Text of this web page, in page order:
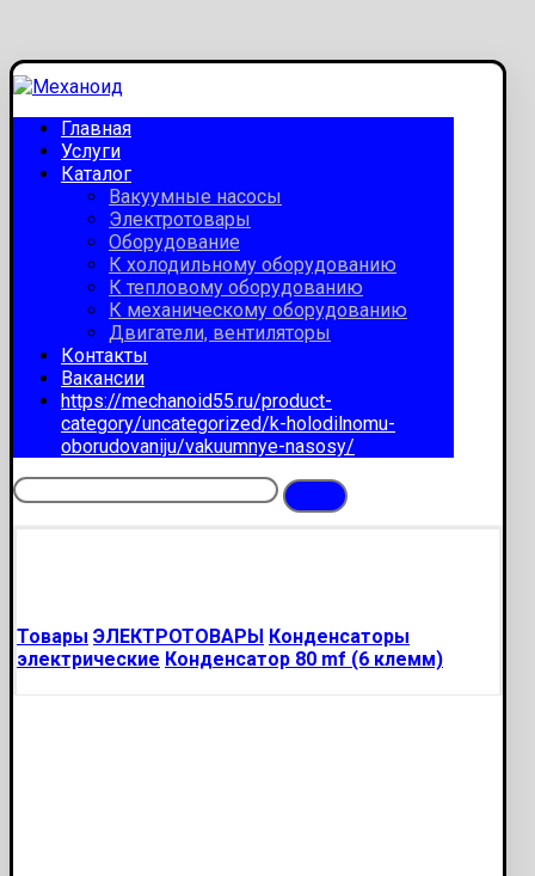
Главная
Услуги
Каталог
Вакуумные насосы
Электротовары
Оборудование
К холодильному оборудованию
К тепловому оборудованию
К механическому оборудованию
Двигатели, вентиляторы
Контакты
Вакансии
https://mechanoid55.ru/product-
category/uncategorized/k-holodilnomu-
oborudovaniju/vakuumnye-nasosy/
Товары ЭЛЕКТРОТОВАРЫ Конденсаторы
электрические Конденсатор 80 mf (6 клемм)